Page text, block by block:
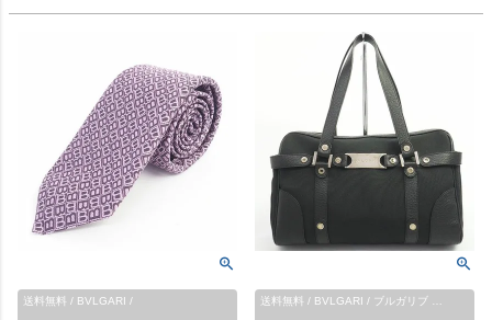
送料無料 / BVLGARI / 送料無料 / BVLGARI / ブルガリブ …